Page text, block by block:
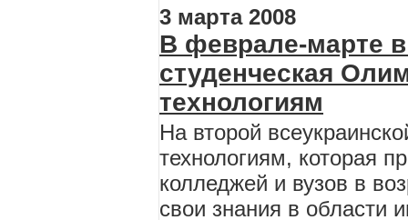
3 марта 2008
В феврале-марте
студенческая
технологиям
На второй
технологиям, которая
колледжей и вузов в
свои знания в области